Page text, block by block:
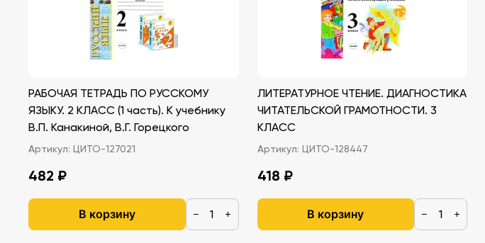
РАБОЧАЯ ТЕТРАДЬ ПО РУССКОМУ
ЯЗЫКУ. 2 КЛАСС (1 часть). К учебнику
В.П. Канакиной, В.Г. Горецкого
Артикул: ЦИТО-127021
482 ₽
В корзину − +
ЛИТЕРАТУРНОЕ ЧТЕНИЕ. ДИАГНОСТИКА
ЧИТАТЕЛЬСКОЙ ГРАМОТНОСТИ. 3
КЛАСС
Артикул: ЦИТО-128447
418 ₽
В корзину − +